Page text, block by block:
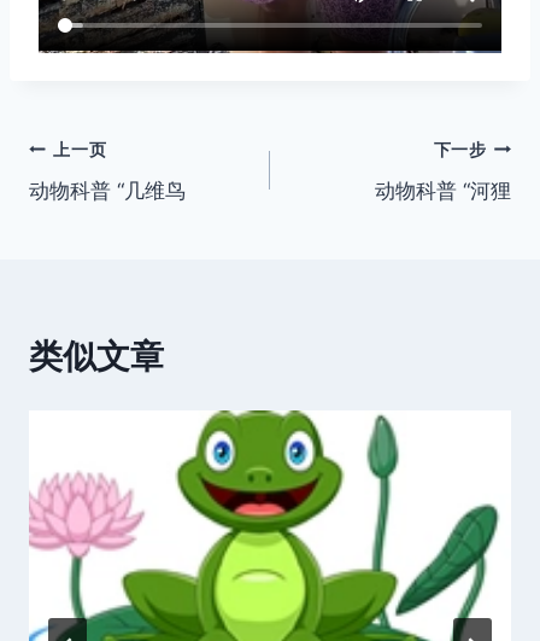
文
章
上一页
动物科普 “几维鸟
下一步
动物科普 “河狸
类似文章